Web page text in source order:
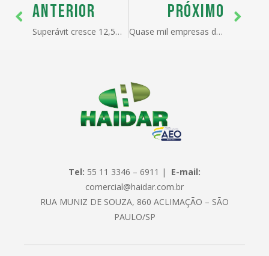
ANTERIOR
Superávit cresce 12,5% e soma US$ 9,3 bilhões no ano
PRÓXIMO
Quase mil empresas desistem de exportar
Tel: 55 11 3346 – 6911 | E-mail:
comercial@haidar.com.br
RUA MUNIZ DE SOUZA, 860 ACLIMAÇÃO – SÃO
PAULO/SP